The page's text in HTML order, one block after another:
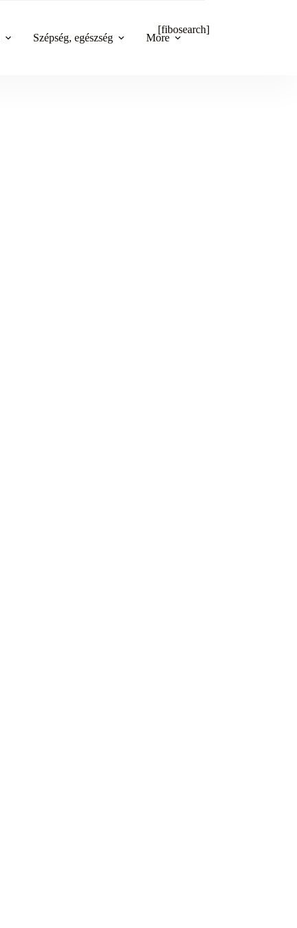
Szépség, egészség More
[fibosearch]